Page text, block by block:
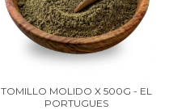
TOMILLO MOLIDO X 500G - EL
PORTUGUES